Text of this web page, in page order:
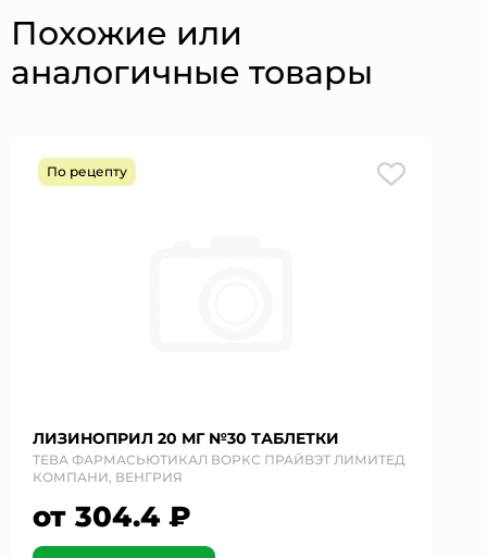
Похожие или
аналогичные товары
По рецепту
ЛИЗИНОПРИЛ 20 МГ №30 ТАБЛЕТКИ
ТЕВА ФАРМАСЬЮТИКАЛ ВОРКС ПРАЙВЭТ ЛИМИТЕД
КОМПАНИ, ВЕНГРИЯ
от 304.4 ₽